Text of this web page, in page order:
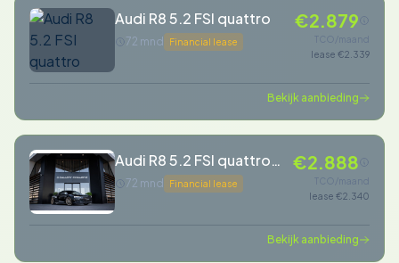
Audi R8 5.2 FSI quattro
72 mnd Financial lease
€2.879
TCO/maand
lease €2.339
Bekijk aanbieding
Audi R8 5.2 FSI quattro
Plus
72 mnd Financial lease
€2.888
TCO/maand
lease €2.340
Bekijk aanbieding